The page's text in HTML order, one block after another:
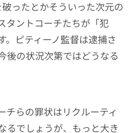
ったとかそういった次元の
タントコーチたちが「犯
。ピティーノ監督は逮捕さ
後の状況次第ではどうなる
チらの罪状はリクルーティ
るでしょうが、もっと大き